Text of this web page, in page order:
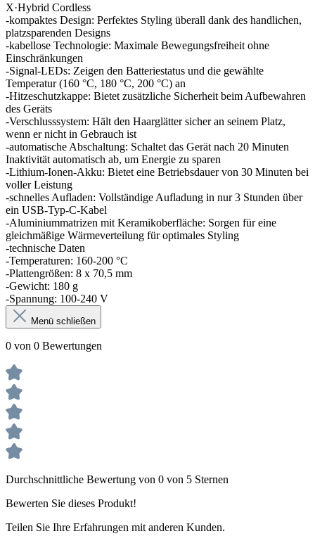
X·Hybrid Cordless
-kompaktes Design: Perfektes Styling überall dank des handlichen,
platzsparenden Designs
-kabellose Technologie: Maximale Bewegungsfreiheit ohne
Einschränkungen
-Signal-LEDs: Zeigen den Batteriestatus und die gewählte
Temperatur (160 °C, 180 °C, 200 °C) an
-Hitzeschutzkappe: Bietet zusätzliche Sicherheit beim Aufbewahren
des Geräts
-Verschlusssystem: Hält den Haarglätter sicher an seinem Platz,
wenn er nicht in Gebrauch ist
-automatische Abschaltung: Schaltet das Gerät nach 20 Minuten
Inaktivität automatisch ab, um Energie zu sparen
-Lithium-Ionen-Akku: Bietet eine Betriebsdauer von 30 Minuten bei
voller Leistung
-schnelles Aufladen: Vollständige Aufladung in nur 3 Stunden über
ein USB-Typ-C-Kabel
-Aluminiummatrizen mit Keramikoberfläche: Sorgen für eine
gleichmäßige Wärmeverteilung für optimales Styling
-technische Daten
-Temperaturen: 160-200 °C
-Plattengrößen: 8 x 70,5 mm
-Gewicht: 180 g
-Spannung: 100-240 V
Menü schließen
0 von 0 Bewertungen
Durchschnittliche Bewertung von 0 von 5 Sternen
Bewerten Sie dieses Produkt!
Teilen Sie Ihre Erfahrungen mit anderen Kunden.